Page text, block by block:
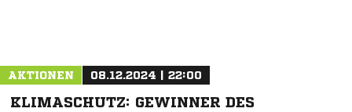
AKTIONEN 08.12.2024 | 22:00
KLIMASCHUTZ: GEWINNER DES